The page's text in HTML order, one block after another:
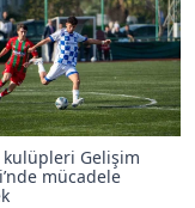
kulüpleri Gelişim
mücadele